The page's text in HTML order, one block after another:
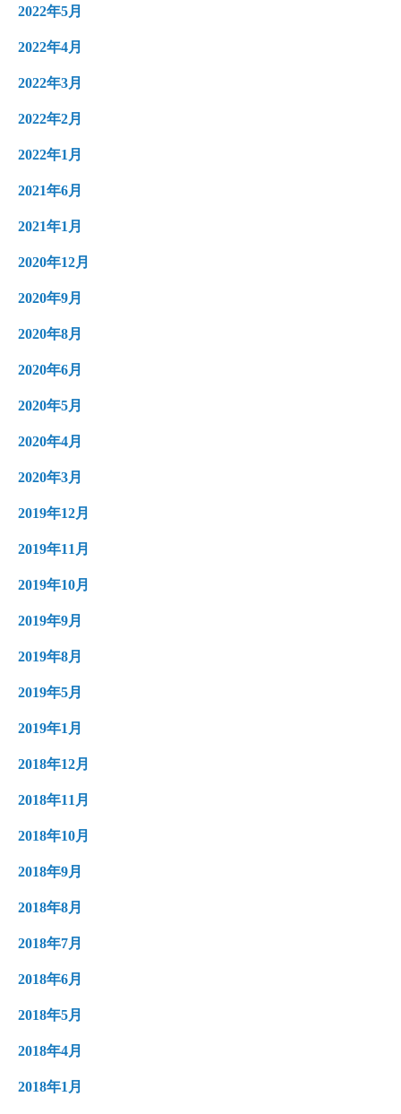
2022年5月
2022年4月
2022年3月
2022年2月
2022年1月
2021年6月
2021年1月
2020年12月
2020年9月
2020年8月
2020年6月
2020年5月
2020年4月
2020年3月
2019年12月
2019年11月
2019年10月
2019年9月
2019年8月
2019年5月
2019年1月
2018年12月
2018年11月
2018年10月
2018年9月
2018年8月
2018年7月
2018年6月
2018年5月
2018年4月
2018年1月